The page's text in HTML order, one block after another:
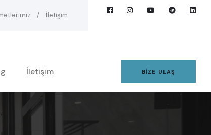
İletişim
İletişim BIZE ULAŞ